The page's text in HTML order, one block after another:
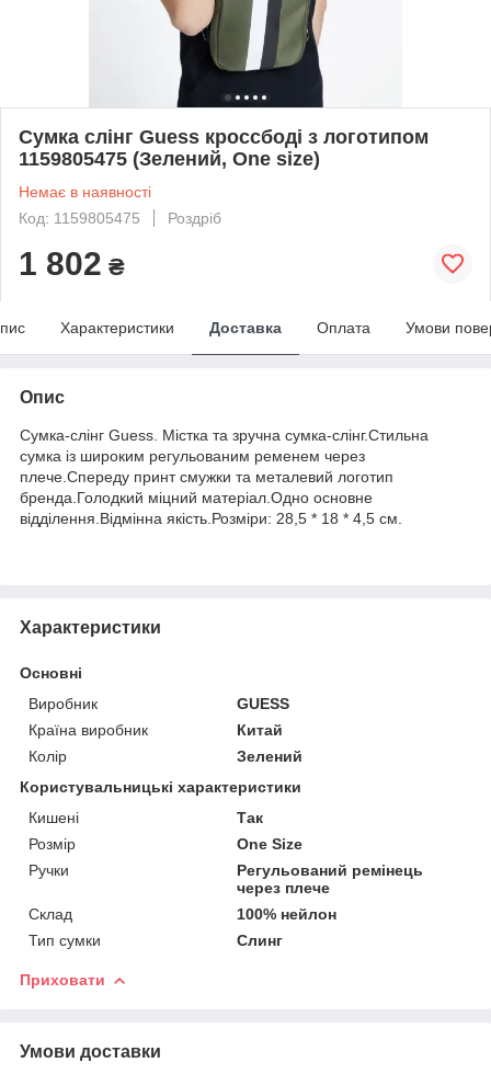
Сумка слінг Guess кроссбоді з логотипом
1159805475 (Зелений, One size)
Немає в наявності
Код: 1159805475
Роздріб
1 802 ₴
Характеристики Доставка Оплата Умови
Опис
Сумка-слінг Guess. Містка та зручна сумка-слінг.Стильна
сумка із широким регульованим ременем через
плече.Спереду принт смужки та металевий логотип
бренда.Голодкий міцний матеріал.Одно основне
відділення.Відмінна якість.Розміри: 28,5 * 18 * 4,5 см.
Характеристики
Основні
Виробник
GUESS
Країна виробник
Китай
Колір
Зелений
Користувальницькі характеристики
Кишені
Так
Розмір
One Size
Ручки
Регульований ремінець
через плече
Склад
100% нейлон
Тип сумки
Слинг
Приховати
Умови доставки